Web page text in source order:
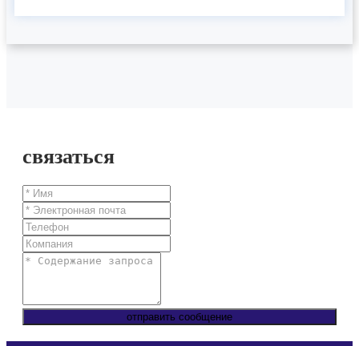
связаться
отправить сообщение